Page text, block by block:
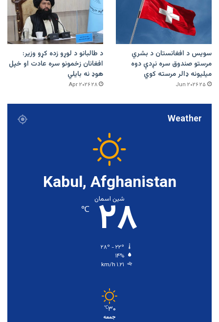
سویس د افغانستان د بشري
مرستو صندوق سره نږدې دوه
میلیونه ډالر مرسته کوي
۲۵ Jun ۲۰۲۶
د طالبانو د لوړو زده کړو وزیر:
افغانان زخمونو سره عادت او خپل
هوډ نه بایلي
۲۸ Apr ۲۰۲۶
Weather
Kabul, Afghanistan
شین اسمان
۲۸ ℃
۱۴%
۱.۲۱ km/h
۳۰℃
جمعه